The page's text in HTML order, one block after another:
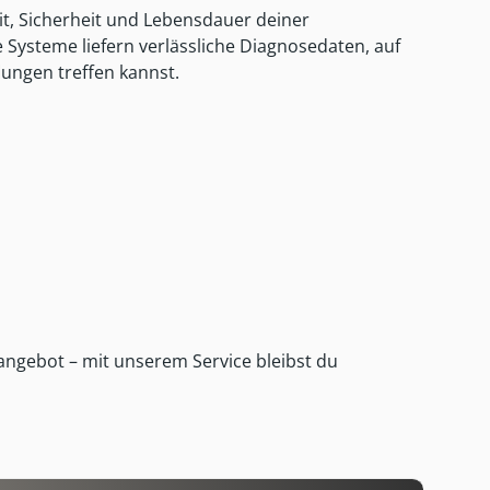
Sicherheit und Lebensdauer deiner
liefern verlässliche Diagnosedaten, auf
treffen kannst.
– mit unserem Service bleibst du